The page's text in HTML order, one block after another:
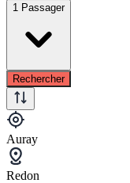
1 Passager
Rechercher
Auray
Redon